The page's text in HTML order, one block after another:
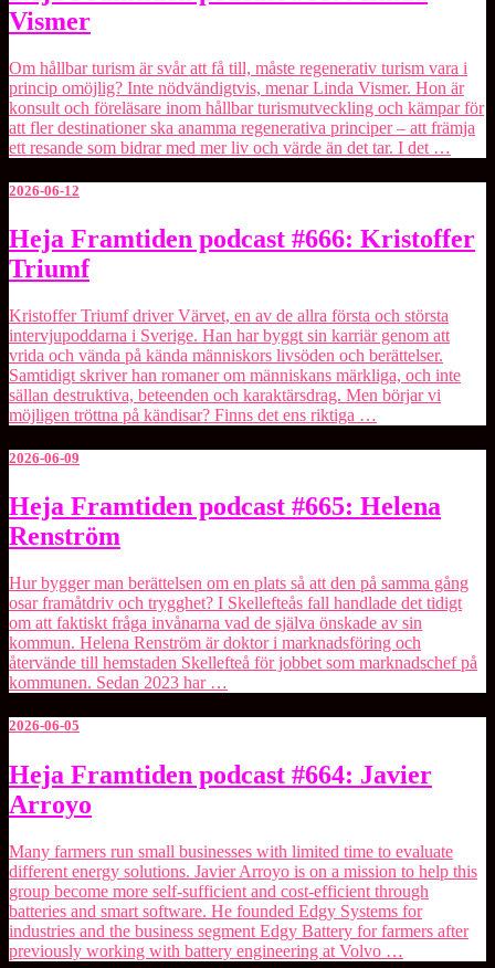
Framtiden
podcast
Linda
Vismer
Vismer
Om hållbar turism är svår att få till, måste regenerativ turism vara i
princip omöjlig? Inte nödvändigtvis, menar ⁠Linda Vismer⁠. Hon är
konsult och föreläsare inom hållbar turismutveckling och kämpar för
att fler destinationer ska anamma regenerativa principer – att främja
ett resande som bidrar med mer liv och värde än det tar. I det …
2026-06-12
Heja
Framtiden
podcast
Kristoffer
Triumf
Heja Framtiden podcast #666: Kristoffer
Triumf
Kristoffer Triumf driver Värvet, en av de allra första och största
intervjupoddarna i Sverige. Han har byggt sin karriär genom att
vrida och vända på kända människors livsöden och berättelser.
Samtidigt skriver han romaner om människans märkliga, och inte
sällan destruktiva, beteenden och karaktärsdrag. Men börjar vi
möjligen tröttna på kändisar? Finns det ens riktiga …
2026-06-09
Heja
Framtiden
podcast
Helena
Renström
Heja Framtiden podcast #665: Helena
Renström
Hur bygger man berättelsen om en plats så att den på samma gång
osar framåtdriv och trygghet? I Skellefteås fall handlade det tidigt
om att faktiskt fråga invånarna vad de själva önskade av sin
kommun. Helena Renström är doktor i marknadsföring och
återvände till hemstaden Skellefteå för jobbet som marknadschef på
kommunen. Sedan 2023 har …
2026-06-05
Heja
Framtiden
podcast
Javier
Arroyo
Heja Framtiden podcast #664: Javier
Arroyo
Many farmers run small businesses with limited time to evaluate
different energy solutions. Javier Arroyo is on a mission to help this
group become more self-sufficient and cost-efficient through
batteries and smart software. He founded ⁠Edgy Systems⁠ for
industries and the business segment ⁠Edgy Battery⁠ for farmers after
previously working with battery engineering at Volvo …